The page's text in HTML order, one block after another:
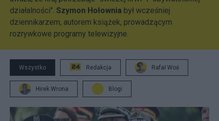
działalności". Szymon Hołownia był wcześniej
dziennikarzem, autorem książek, prowadzącym
rozrywkowe programy telewizyjne.
Wszystko Redakcja Rafał Woś
Hirek Wrona Blogi